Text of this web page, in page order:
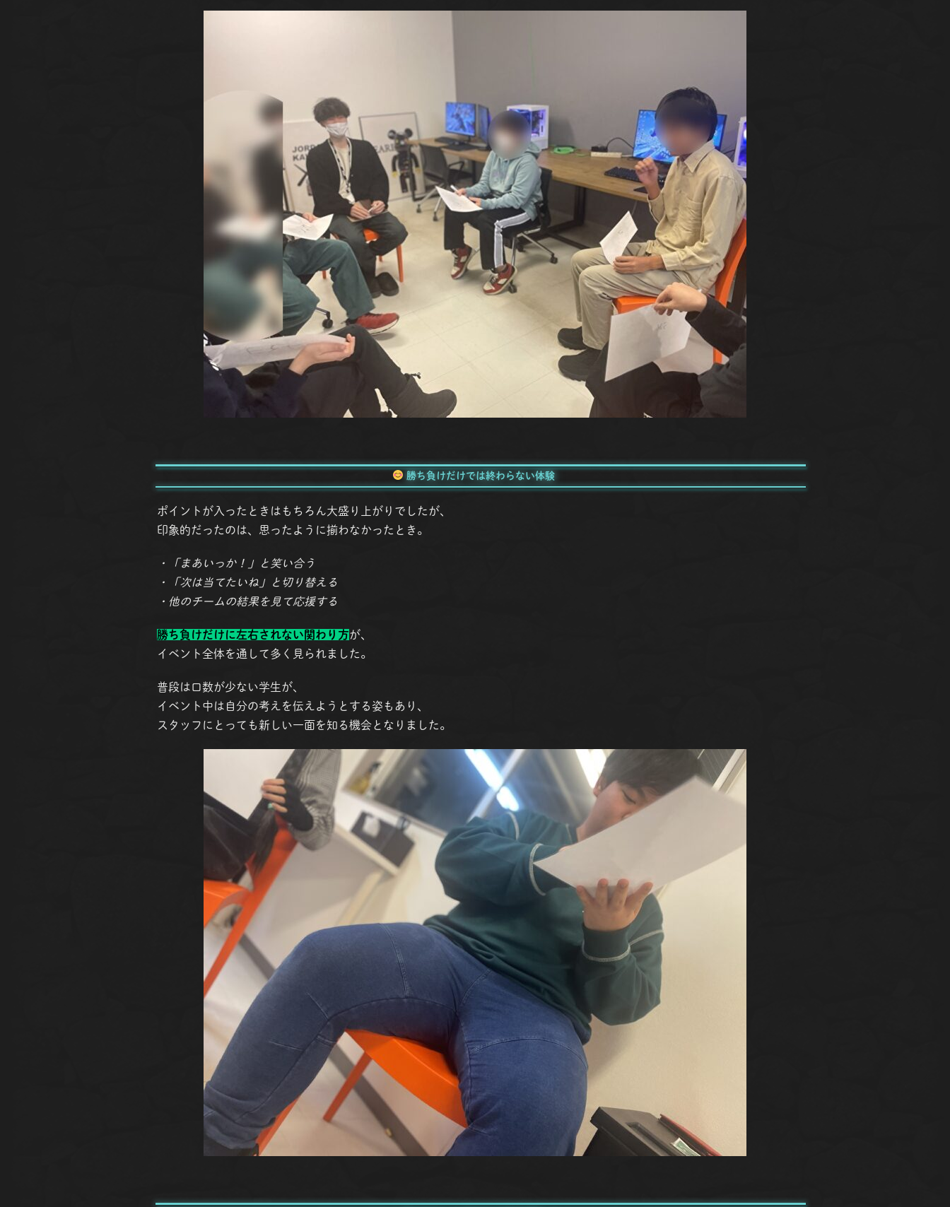
勝ち負けだけでは終わらない体験
ポイントが入ったときはもちろん大盛り上がりでしたが、
印象的だったのは、思ったように揃わなかったとき。
・「まあいっか！」と笑い合う
・「次は当てたいね」と切り替える
・他のチームの結果を見て応援する
勝ち負けだけに左右されない関わり方が、
イベント全体を通して多く見られました。
普段は口数が少ない学生が、
イベント中は自分の考えを伝えようとする姿もあり、
スタッフにとっても新しい一面を知る機会となりました。